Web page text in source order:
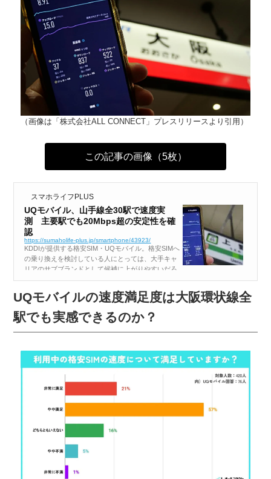
（画像は「株式会社ALL CONNECT」プレスリリースより引用）
この記事の画像（5枚）
スマホライフPLUS
UQモバイル、山手線全30駅で速度実
測 主要駅でも20Mbps超の安定性を確
認
https://sumaholife-plus.jp/smartphone/43923/
KDDIが提供する格安SIM・UQモバイル。格安SIMへ
の乗り換えを検討している人にとっては、大手キャ
リアのサブブランドとして候補に上がりやすいだろ
う。そこでALL CONNECTは、格安SIMの利用調査
からUQモバイル契約者の意見を抽出。満足度が高
い一方で、「時間帯...
UQモバイルの速度満足度は大阪環状線全
駅でも実感できるのか？